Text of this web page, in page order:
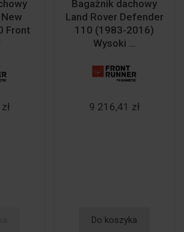
Front
Bagażnik dachowy
Land Rover Defender
110 (1983-2016)
Wysoki ...
9 216,41 zł
Do koszyka